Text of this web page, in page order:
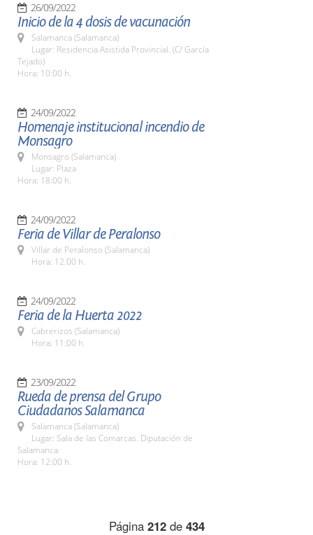
26/09/2022
Inicio de la 4 dosis de vacunación
Salamanca (Salamanca)
Lugar: Residencia Asistida Provincial. (C/ García
Tejado)
Hora: 10:00 h.
24/09/2022
Homenaje institucional incendio de
Monsagro
Monsagro (Salamanca)
Lugar: Plaza
Hora: 18:00 h.
24/09/2022
Feria de Villar de Peralonso
Villar de Peralonso (Salamanca)
Hora: 12.00 h.
24/09/2022
Feria de la Huerta 2022
Cabrerizos (Salamanca)
Hora: 11:00 h.
23/09/2022
Rueda de prensa del Grupo
Ciudadanos Salamanca
Salamanca (Salamanca)
Lugar: Sala de las Comarcas. Diputación de
Salamanca
Hora: 12:00 h.
Página 212de 434